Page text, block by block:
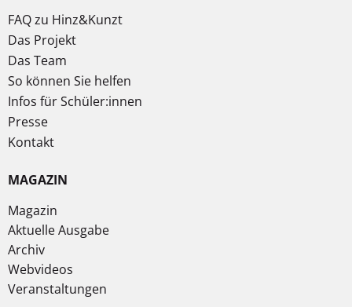
FAQ zu Hinz&Kunzt
Das Projekt
Das Team
So können Sie helfen
Infos für Schüler:innen
Presse
Kontakt
MAGAZIN
Magazin
Aktuelle Ausgabe
Archiv
Webvideos
Veranstaltungen